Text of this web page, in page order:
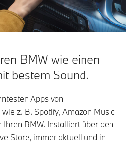
BMW wie einen
bestem Sound.
Apps von
z. B. Spotify, Amazon Music
Ihren BMW. Installiert über den
Store, immer aktuell und in